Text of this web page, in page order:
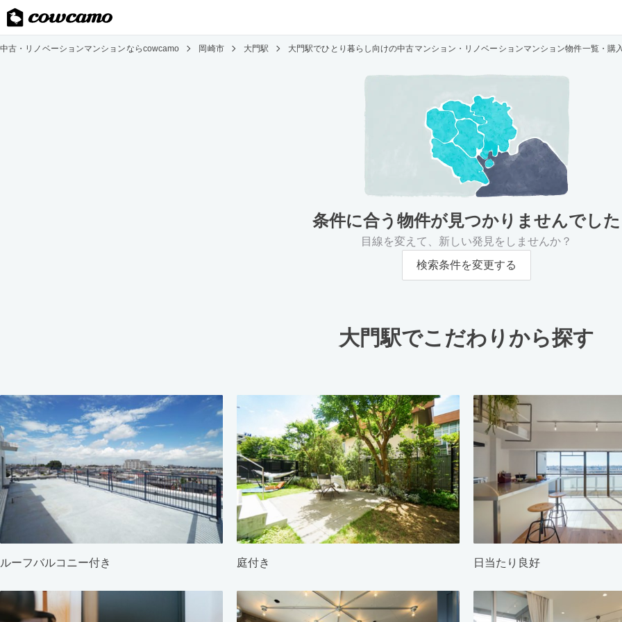
中古・リノベーションマンションならcowcamo 岡崎市 大門駅 大門駅でひとり暮らし向けの中古マンション・リノベーションマンション物件一覧・購
条件に合う物件が見つかりませんでした
目線を変えて、新しい発見をしませんか？
検索条件を変更する
大門駅でこだわりから探す
ルーフバルコニー付き 庭付き 日当たり良好